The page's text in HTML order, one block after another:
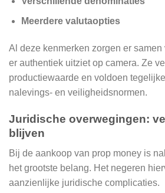
Meerdere valutaopties
Al deze kenmerken zorgen er
er authentiek uitziet op camera. Ze
productiewaarde en voldoen
nalevings- en veiligheidsnormen.
Juridische overwegingen:
blijven
Bij de aankoop van prop money is
het grootste belang. Het negeren
aanzienlijke juridische complicaties.